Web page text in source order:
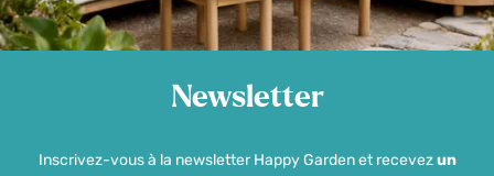
Newsletter
Inscrivez-vous à la newsletter Happy Garden et recevezun